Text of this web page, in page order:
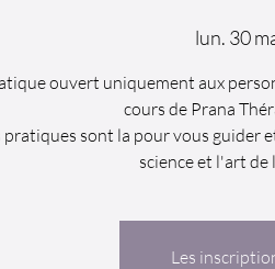
lun. 30
ouvert uniquement aux
cours de Prana
pratiques sont la pour vous guider
science et l'art de
Les